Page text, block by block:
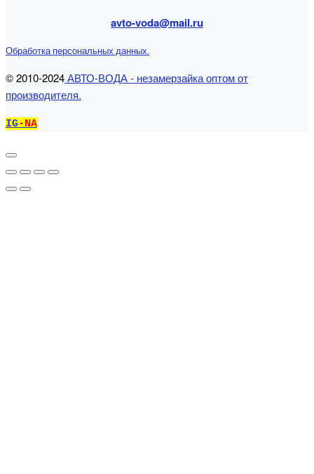
avto-voda@mail.ru
Обработка персональных данных.
© 2010-2024АВТО-ВОДА - незамерзайка оптом от
производителя.
IG-NA